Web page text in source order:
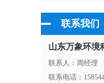
联系我们
山东万象环境
联系人：周经理
联系电话：